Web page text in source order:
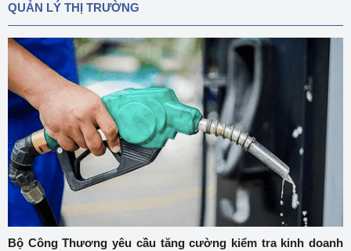
QUẢN LÝ THỊ TRƯỜNG
Bộ Công Thương yêu cầu tăng cường kiểm tra kinh doanh